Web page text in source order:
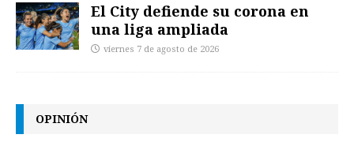
El City defiende su corona en
una liga ampliada
viernes 7 de agosto de 2026
OPINIÓN